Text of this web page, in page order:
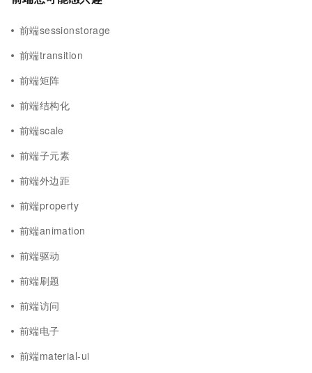
前端sessionstorage
前端transition
前端矩阵
前端结构化
前端scale
前端子元素
前端外边距
前端property
前端animation
前端驱动
前端刷题
前端访问
前端电子
前端material-ui